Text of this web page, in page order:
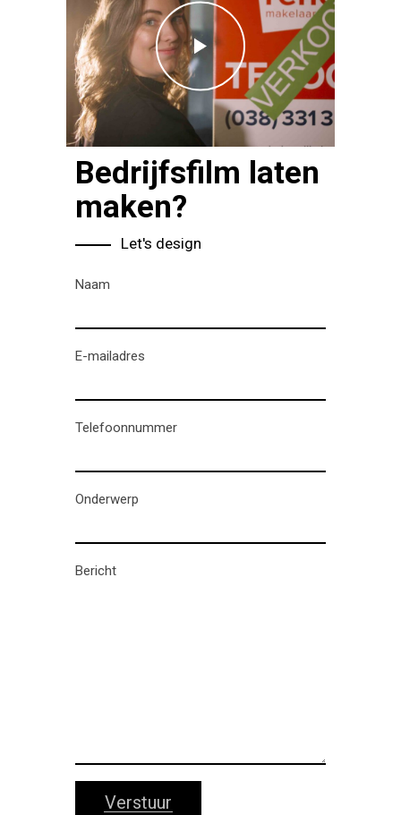
Bedrijfsfilm laten
maken?
Let's design
Naam
E-mailadres
Telefoonnummer
Onderwerp
Bericht
Verstuur